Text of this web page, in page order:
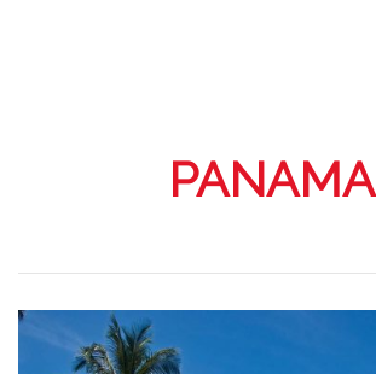
PANAMA